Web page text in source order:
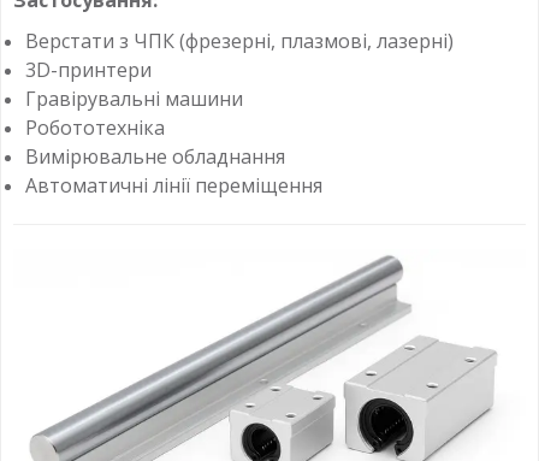
Верстати з ЧПК (фрезерні, плазмові, лазерні)
3D-принтери
Гравірувальні машини
Робототехніка
Вимірювальне обладнання
Автоматичні лінії переміщення